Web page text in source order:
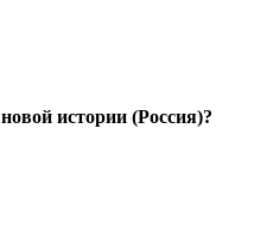
истории (Россия)?